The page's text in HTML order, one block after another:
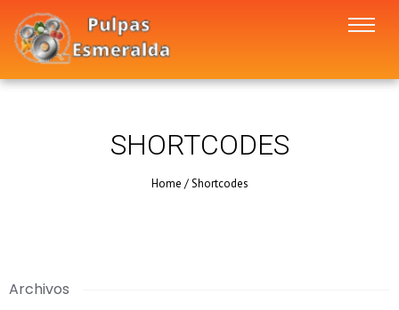
SHORTCODES
Home /Shortcodes
Archivos